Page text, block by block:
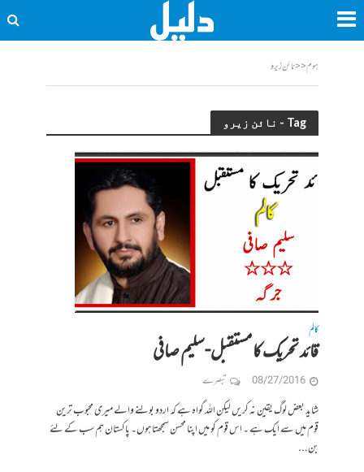
ہوم<<نائن زیرو
Tag - نائن زیرو
کالم
قائد تحریک کا مستقبل-سلیم صافی
08/27/2016 تبصرے
شاید بعض لوگ یقین نہ کریں لیکن اللہ گواہ ہے کہ اردو بولنے والے میری محبوب ترین
قوم میں سے ایک ہے ۔ اس قوم کو میں اپنا محسن سمجھتا ہوں۔ پاکستان ہم سب کے لئے
بن...